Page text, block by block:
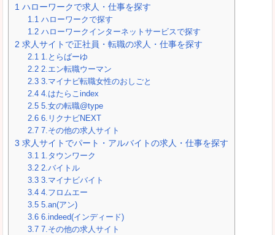
1 ハローワークで求人・仕事を探す
1.1 ハローワークで探す
1.2 ハローワークインターネットサービスで探す
2 求人サイトで正社員・転職の求人・仕事を探す
2.1 1.とらばーゆ
2.2 2.エン転職ウーマン
2.3 3.マイナビ転職女性のおしごと
2.4 4.はたらこindex
2.5 5.女の転職@type
2.6 6.リクナビNEXT
2.7 7.その他の求人サイト
3 求人サイトでパート・アルバイトの求人・仕事を探す
3.1 1.タウンワーク
3.2 2.バイトル
3.3 3.マイナビバイト
3.4 4.フロムエー
3.5 5.an(アン)
3.6 6.indeed(インディード)
3.7 7.その他の求人サイト